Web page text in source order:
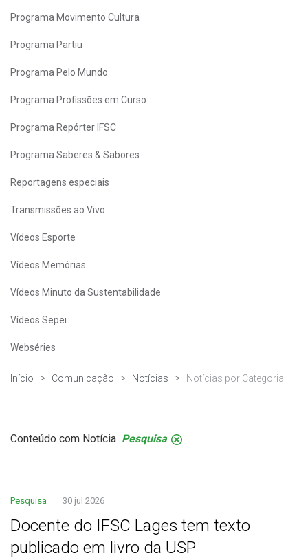
Programa Movimento Cultura
Programa Partiu
Programa Pelo Mundo
Programa Profissões em Curso
Programa Repórter IFSC
Programa Saberes & Sabores
Reportagens especiais
Transmissões ao Vivo
Vídeos Esporte
Vídeos Memórias
Vídeos Minuto da Sustentabilidade
Vídeos Sepei
Webséries
Início Comunicação Notícias Notícias por Categoria
Conteúdo com Notícia Pesquisa .
Pesquisa 30 jul 2026
Docente do IFSC Lages tem texto
publicado em livro da USP